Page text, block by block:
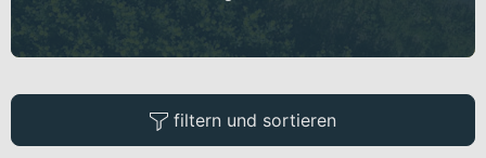
filtern und sortieren